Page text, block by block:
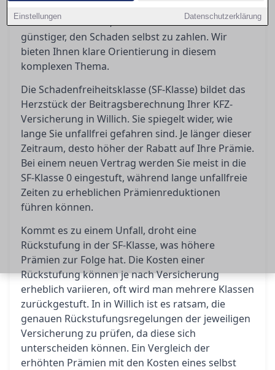
Einstellungen Datenschutzerklärung
kann teuer werden, und manchmal ist es
günstiger, den Schaden selbst zu zahlen. Wir
bieten Ihnen klare Orientierung in diesem
komplexen Thema.
Die Schadenfreiheitsklasse (SF-Klasse) bildet das
Herzstück der Beitragsberechnung Ihrer KFZ-
Versicherung in Willich. Sie spiegelt wider, wie
lange Sie unfallfrei gefahren sind. Je länger dieser
Zeitraum, desto höher der Rabatt auf Ihre Prämie.
Bei einem neuen Vertrag werden Sie meist in die
SF-Klasse 0 eingestuft, während lange unfallfreie
Zeiten zu erheblichen Prämienreduktionen
führen können.
Kommt es zu einem Unfall, droht eine
Rückstufung in der SF-Klasse, was höhere
Prämien zur Folge hat. Die Kosten einer
Rückstufung können je nach Versicherung
erheblich variieren, oft wird man mehrere Klassen
zurückgestuft. In in Willich ist es ratsam, die
genauen Rückstufungsregelungen der jeweiligen
Versicherung zu prüfen, da diese sich
unterscheiden können. Ein Vergleich der
erhöhten Prämien mit den Kosten eines selbst